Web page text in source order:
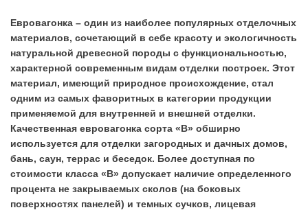
Евровагонка – один из наиболее популярных отделочных
материалов, сочетающий в себе красоту и экологичность
натуральной древесной породы с функциональностью,
характерной современным видам отделки построек. Этот
материал, имеющий природное происхождение, стал
одним из самых фаворитных в категории продукции
применяемой для внутренней и внешней отделки.
Качественная евровагонка сорта «B» обширно
используется для отделки загородных и дачных домов,
бань, саун, террас и беседок. Более доступная по
стоимости класса «B» допускает наличие определенного
процента не закрываемых сколов (на боковых
поверхностях панелей) и темных сучков, лицевая